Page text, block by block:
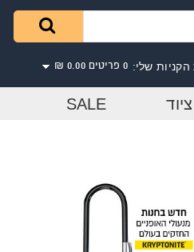
שלי: 0 פריטים 0.00 ₪
SALE